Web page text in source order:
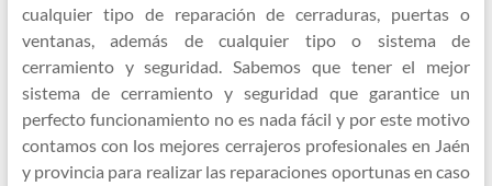
cualquier tipo de reparación de cerraduras, puertas o
ventanas, además de cualquier tipo o sistema de
cerramiento y seguridad. Sabemos que tener el mejor
sistema de cerramiento y seguridad que garantice un
perfecto funcionamiento no es nada fácil y por este motivo
contamos con los mejores cerrajeros profesionales en Jaén
y provincia para realizar las reparaciones oportunas en caso